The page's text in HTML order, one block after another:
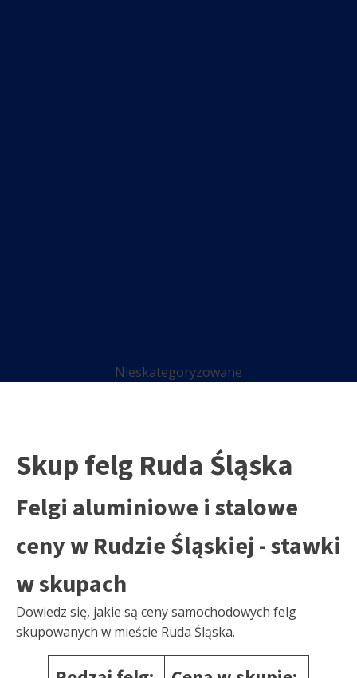
Nieskategoryzowane
Skup felg Ruda Śląska
Felgi aluminiowe i stalowe
ceny w Rudzie Śląskiej - stawki
w skupach
Dowiedz się, jakie są ceny samochodowych felg
skupowanych w mieście Ruda Śląska.